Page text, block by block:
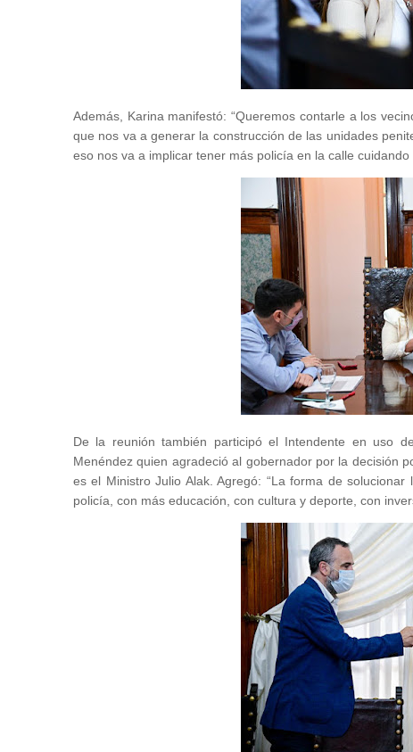
Además, Karina manifestó: “Queremos contarle a los
que nos va a generar la construcción de las unidades
eso nos va a implicar tener más policía en la calle cuidando
De la reunión también participó el Intendente en uso
Menéndez quien agradeció al gobernador por la decisión
es el Ministro Julio Alak. Agregó: “La forma de
policía, con más educación, con cultura y deporte, con